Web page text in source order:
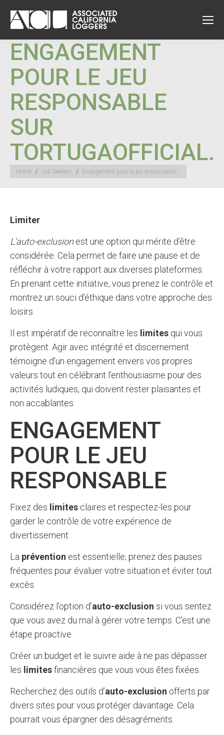
ENGAGEMENT
POUR LE JEU
RESPONSABLE
SUR
You are here:
Home Job Seekers Engagement pour le jeu responsable…
Limiter
L’auto-exclusionest une option qui mérite d’être
considérée. Cela permet de faire une pause et de
réfléchir à votre rapport aux diverses plateformes.
En prenant cette initiative, vous prenez le contrôle et
montrez un souci d’éthique dans votre approche des
loisirs.
Il est impératif de reconnaître les limites qui vous
protègent. Agir avec intégrité et discernement
témoigne d’un engagement envers vos propres
valeurs tout en célébrant l’enthousiasme pour des
activités ludiques, qui doivent rester plaisantes et
non accablantes.
ENGAGEMENT
POUR LE JEU
RESPONSABLE
Fixez des limites claires et respectez-les pour
garder le contrôle de votre expérience de
divertissement.
La prévention est essentielle; prenez des pauses
fréquentes pour évaluer votre situation et éviter tout
excès.
Considérez l’option d’auto-exclusion si vous sentez
que vous avez du mal à gérer votre temps. C’est une
étape proactive.
Créer un budget et le suivre aide à ne pas dépasser
les limitesfinancières que vous vous êtes fixées.
Recherchez des outils d’auto-exclusion offerts par
divers sites pour vous protéger davantage. Cela
pourrait vous épargner des désagréments.